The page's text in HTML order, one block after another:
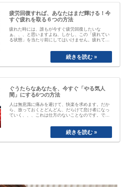
疲労回復すれば、あなたはまだ輝ける！今
すぐ疲れを取る６つの方法
疲れた時には、誰もが今すぐ疲労回復したいな
ぁ、、、と思いますよね、しかし、この「疲れてい
る状態」を当たり前にしてはいけません。疲れてい
がて気付かなくなってしまいます。「最近疲れてい
ますよね」と誰かに声を掛けられるまで、自分は大
丈夫と思ってしまっていたり、いつのまにか覇気が
感…
ぐうたらなあなたを、今すぐ「やる気人
間」にする6つの方法
人は無意識に痛みを避けて、快楽を求めます。だか
ら、放っておくとどんどん、だらけて怠け者になっ
ていく、、、これは仕方のないことなのです。で
私も以前は、おもいきり、「ぐうたら属性」でし
た。食べたら寝る、めんどくさいから明日でいい
や、、と言い続けて結局やらない、忘れてしまう
etc…